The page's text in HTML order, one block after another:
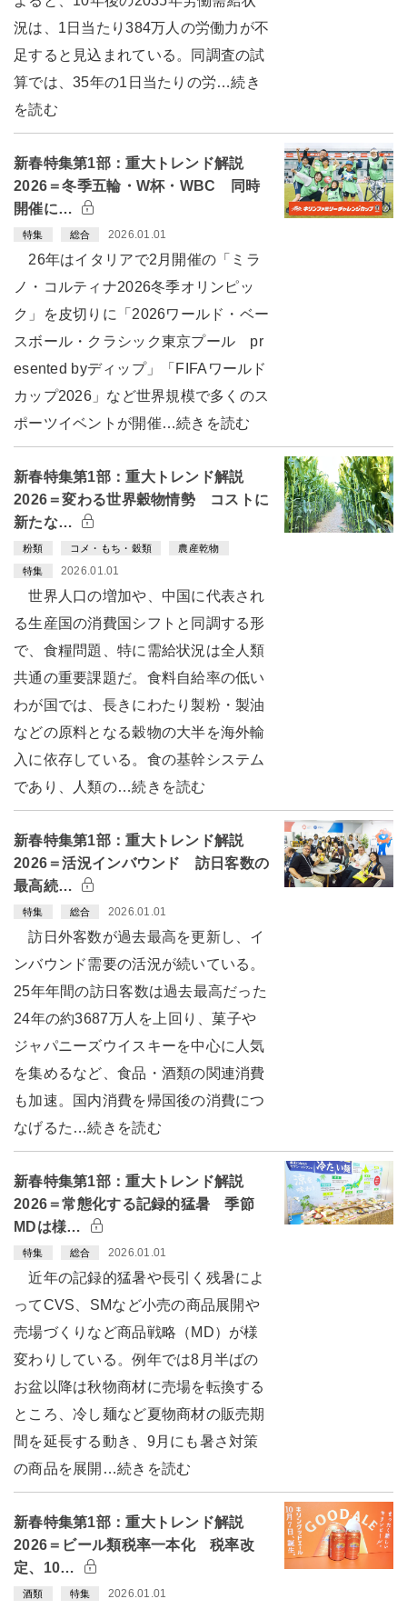
況は、1日当たり384万人の労働力が不
足すると見込まれている。同調査の試
算では、35年の1日当たりの労…続き
を読む
新春特集第1部：重大トレンド解説
2026＝冬季五輪・W杯・WBC 同時
開催に…
特集 総合 2026.01.01
26年はイタリアで2月開催の「ミラ
ノ・コルティナ2026冬季オリンピッ
ク」を皮切りに「2026ワールド・ベー
スボール・クラシック東京プール pr
esented byディップ」「FIFAワールド
カップ2026」など世界規模で多くのス
ポーツイベントが開催…続きを読む
新春特集第1部：重大トレンド解説
2026＝変わる世界穀物情勢 コストに
新たな…
粉類 コメ・もち・穀類 農産乾物
特集 2026.01.01
世界人口の増加や、中国に代表され
る生産国の消費国シフトと同調する形
で、食糧問題、特に需給状況は全人類
共通の重要課題だ。食料自給率の低い
わが国では、長きにわたり製粉・製油
などの原料となる穀物の大半を海外輸
入に依存している。食の基幹システム
であり、人類の…続きを読む
新春特集第1部：重大トレンド解説
2026＝活況インバウンド 訪日客数の
最高続…
特集 総合 2026.01.01
訪日外客数が過去最高を更新し、イ
ンバウンド需要の活況が続いている。
25年年間の訪日客数は過去最高だった
24年の約3687万人を上回り、菓子や
ジャパニーズウイスキーを中心に人気
を集めるなど、食品・酒類の関連消費
も加速。国内消費を帰国後の消費につ
なげるた…続きを読む
新春特集第1部：重大トレンド解説
2026＝常態化する記録的猛暑 季節
MDは様…
特集 総合 2026.01.01
近年の記録的猛暑や長引く残暑によ
ってCVS、SMなど小売の商品展開や
売場づくりなど商品戦略（MD）が様
変わりしている。例年では8月半ばの
お盆以降は秋物商材に売場を転換する
ところ、冷し麺など夏物商材の販売期
間を延長する動き、9月にも暑さ対策
の商品を展開…続きを読む
新春特集第1部：重大トレンド解説
2026＝ビール類税率一本化 税率改
定、10…
酒類 特集 2026.01.01